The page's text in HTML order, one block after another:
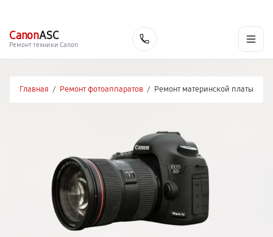
CanonASC
Ремонт техники Canon
Главная / Ремонт фотоаппаратов / Ремонт материнской платы